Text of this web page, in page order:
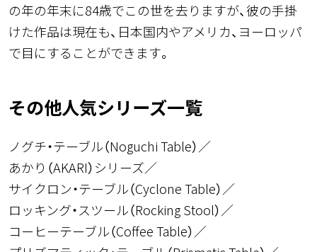
の年の年末に84歳でこの世を去りますが、彼の手掛
けた作品は現在も、日本国内やアメリカ、ヨーロッパ
で目にすることができます。
その他人気シリーズ一覧
ノグチ・テーブル（Noguchi Table）
あかり（AKARI）シリーズ
サイクロン・テーブル（Cyclone Table）
ロッキング・スツール（Rocking Stool）
コーヒーテーブル（Coffee Table）